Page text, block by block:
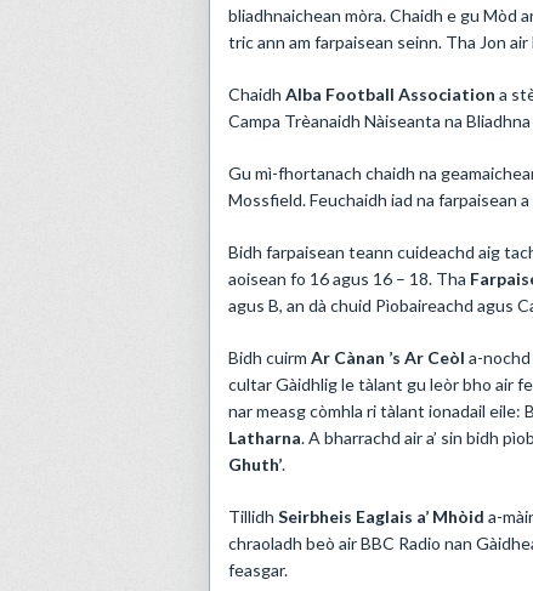
bliadhnaichean mòra. Chaidh e gu Mòd
tric ann am farpaisean seinn. Tha Jon
Chaidh Alba Football Association a
Campa Trèanaidh Nàiseanta na
Gu mì-fhortanach chaidh na
Mossfield. Feuchaidh iad na farpaisean
Bidh farpaisean teann cuideachd aig
aoisean fo 16 agus 16 – 18. Tha
agus B, an dà chuid Pìobaireachd agus
Bidh cuirm Ar Cànan ’s Ar Ceòl a-nochd
cultar Gàidhlig le tàlant gu leòr bho air
nar measg còmhla ri tàlant ionadail eile:
Latharna. A bharrachd air a’ sin bidh
Ghuth’.
Tillidh Seirbheis Eaglais a’ Mhòid a-
chraoladh beò air BBC Radio nan
feasgar.